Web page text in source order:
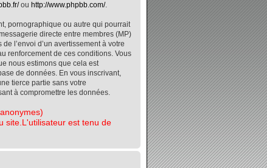
ou http://www.phpbb.com/.
pornographique ou autre qui pourrait
directe entre membres (MP)
l’envoi d’un avertissement à votre
renforcement de ces conditions. Vous
nous estimons que cela est
de données. En vous inscrivant,
tierce partie sans votre
à compromettre les données.
site.L'utilisateur est tenu de